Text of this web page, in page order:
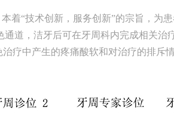
着“技术创新，服务创新”的宗旨，为
通道，洁牙后可在牙周科内完成相关
疗中产生的疼痛酸软和对治疗的排斥